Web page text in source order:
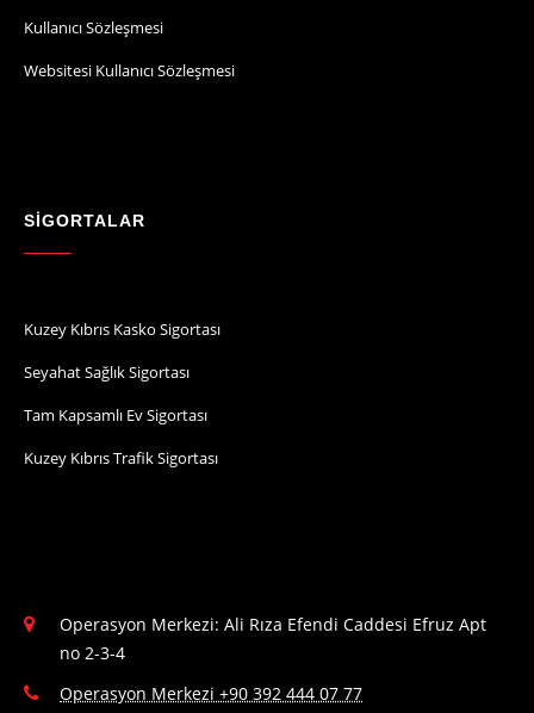
Kullanıcı Sözleşmesi
Websitesi Kullanıcı Sözleşmesi
SİGORTALAR
Kuzey Kıbrıs Kasko Sigortası
Seyahat Sağlık Sigortası
Tam Kapsamlı Ev Sigortası
Kuzey Kıbrıs Trafik Sigortası
Operasyon Merkezi: Ali Rıza Efendi Caddesi Efruz Apt
no 2-3-4
Operasyon Merkezi +90 392 444 07 77